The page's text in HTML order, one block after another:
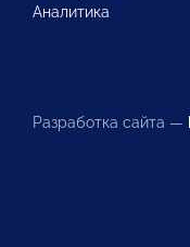
Аналитика
Разработка сайта —